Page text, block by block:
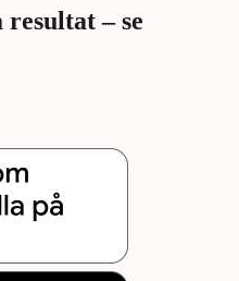
– se